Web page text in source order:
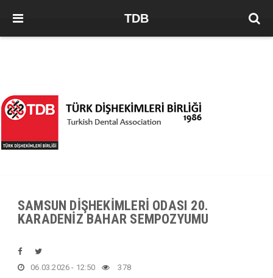
TDB
SAMSUN DİŞHEKİMLERİ ODASI 20.
KARADENİZ BAHAR SEMPOZYUMU
06.03.2026 - 12:50 378